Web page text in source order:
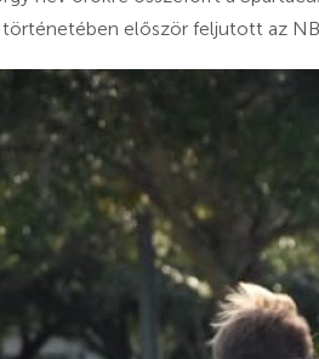
történetében először feljutott az